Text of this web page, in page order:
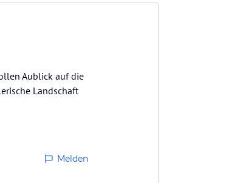
Aublick auf die
Landschaft
Melden